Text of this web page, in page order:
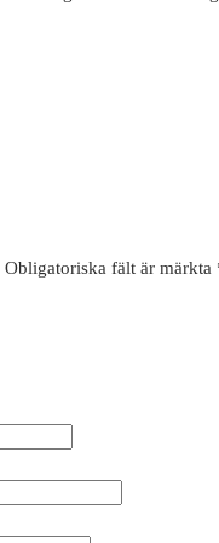
Obligatoriska fält är märkta